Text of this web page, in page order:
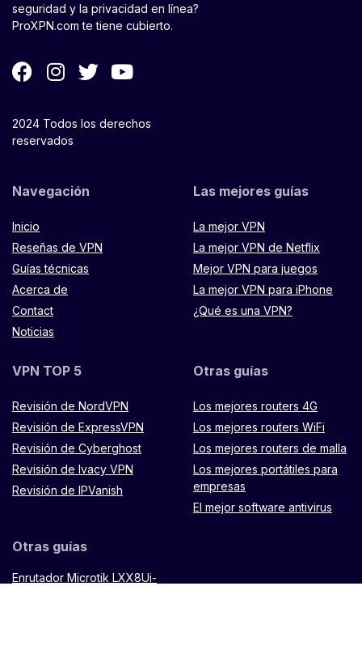
seguridad y la privacidad en línea?
ProXPN.com te tiene cubierto.
2024 Todos los derechos
reservados
Navegación
Inicio
Reseñas de VPN
Guías técnicas
Acerca de
Contact
Noticias
Las mejores guías
La mejor VPN
La mejor VPN de Netflix
Mejor VPN para juegos
La mejor VPN para iPhone
¿Qué es una VPN?
VPN TOP 5
Revisión de NordVPN
Revisión de ExpressVPN
Revisión de Cyberghost
Revisión de Ivacy VPN
Revisión de IPVanish
Otras guías
Los mejores routers 4G
Los mejores routers WiFi
Los mejores routers de malla
Los mejores portátiles para
empresas
El mejor software antivirus
Otras guías
Enrutador Microtik LXX8Ui-